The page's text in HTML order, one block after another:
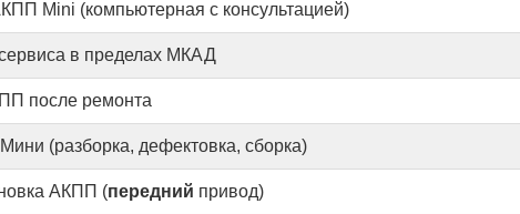
Mini (компьютерная с консультацией)
в пределах МКАД
после ремонта
(разборка, дефектовка, сборка)
АКПП (передний привод)